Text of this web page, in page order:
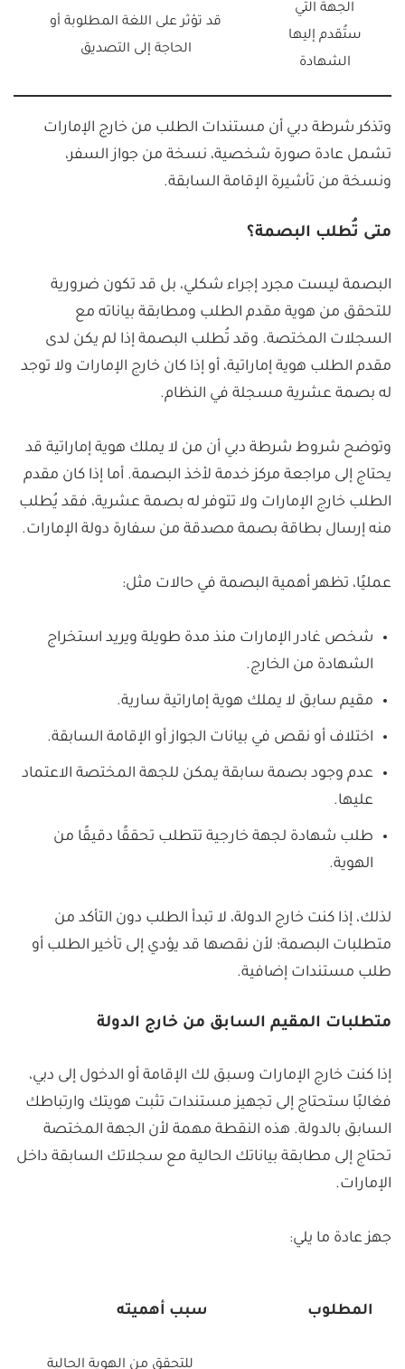
الجهة التي
ستُقدم إليها
الشهادة
قد تؤثر على اللغة المطلوبة أو
الحاجة إلى التصديق
وتذكر شرطة دبي أن مستندات الطلب من خارج الإمارات
تشمل عادة صورة شخصية، نسخة من جواز السفر،
ونسخة من تأشيرة الإقامة السابقة.
متى تُطلب البصمة؟
البصمة ليست مجرد إجراء شكلي، بل قد تكون ضرورية
للتحقق من هوية مقدم الطلب ومطابقة بياناته مع
السجلات المختصة. وقد تُطلب البصمة إذا لم يكن لدى
مقدم الطلب هوية إماراتية، أو إذا كان خارج الإمارات ولا توجد
له بصمة عشرية مسجلة في النظام.
وتوضح شروط شرطة دبي أن من لا يملك هوية إماراتية قد
يحتاج إلى مراجعة مركز خدمة لأخذ البصمة. أما إذا كان مقدم
الطلب خارج الإمارات ولا تتوفر له بصمة عشرية، فقد يُطلب
منه إرسال بطاقة بصمة مصدقة من سفارة دولة الإمارات.
عمليًا، تظهر أهمية البصمة في حالات مثل:
شخص غادر الإمارات منذ مدة طويلة ويريد استخراج
الشهادة من الخارج.
مقيم سابق لا يملك هوية إماراتية سارية.
اختلاف أو نقص في بيانات الجواز أو الإقامة السابقة.
عدم وجود بصمة سابقة يمكن للجهة المختصة الاعتماد
عليها.
طلب شهادة لجهة خارجية تتطلب تحققًا دقيقًا من
الهوية.
لذلك، إذا كنت خارج الدولة، لا تبدأ الطلب دون التأكد من
متطلبات البصمة؛ لأن نقصها قد يؤدي إلى تأخير الطلب أو
طلب مستندات إضافية.
متطلبات المقيم السابق من خارج الدولة
إذا كنت خارج الإمارات وسبق لك الإقامة أو الدخول إلى دبي،
فغالبًا ستحتاج إلى تجهيز مستندات تثبت هويتك وارتباطك
السابق بالدولة. هذه النقطة مهمة لأن الجهة المختصة
تحتاج إلى مطابقة بياناتك الحالية مع سجلاتك السابقة داخل
الإمارات.
جهز عادة ما يلي:
المطلوب سبب أهميته
للتحقق من الهوية الحالية